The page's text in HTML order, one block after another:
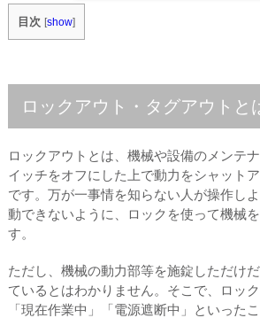
目次 [show]
ロックアウト・タグアウトと
ロックアウトとは、機械や設備のメンテ
イッチをオフにした上で動力をシャット
です。万が一事情を知らない人が操作し
動できないように、ロックを使って機械
す。
ただし、機械の動力部等を施錠しただけ
ているとはわかりません。そこで、ロック
「現在作業中」「電源遮断中」といった